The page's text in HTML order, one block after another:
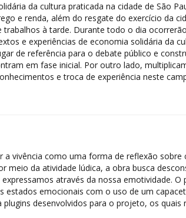
da cultura praticada na cidade de São
e renda, além do resgate do exercício da
à tarde. Durante todo o dia
e experiências de economia solidária da
de referência para o debate público e
em fase inicial. Por outro lado,
e troca de experiência neste
a vivência como uma forma de reflexão
meio da atividade lúdica, a obra busca
através da nossa emotividade.
emocionais com o uso de um
desenvolvidos para o projeto, os